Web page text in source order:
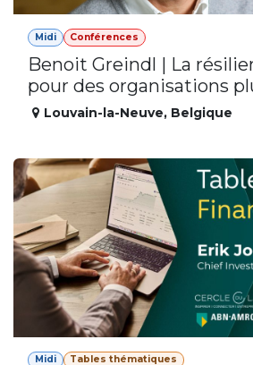
Midi Conférences
Benoit Greindl | La
pour des organisations
Louvain-la-Neuve, Belgique
Midi Tables thématiques